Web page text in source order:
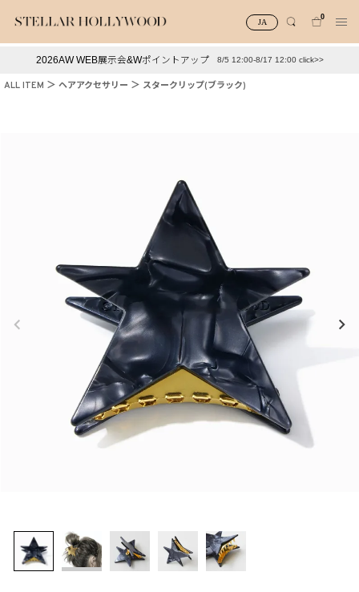
JA
0
2026AW WEB展示会&Wポイントアップ 8/5 12:00-8/17 12:00 click>>
ALL ITEM ヘアアクセサリー スタークリップ(ブラック)